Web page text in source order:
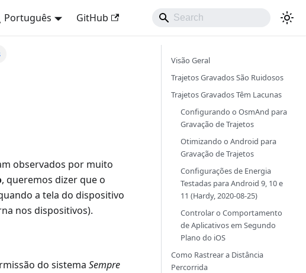
Português GitHub
observados por muito
, queremos dizer que o
a tela do dispositivo
nos dispositivos).
do sistema Sempre
Visão Geral
Trajetos Gravados São Ruidosos
Trajetos Gravados Têm Lacunas
Configurando o OsmAnd para
Gravação de Trajetos
Otimizando o Android para
Gravação de Trajetos
Configurações de Energia
Testadas para Android 9, 10 e
11 (Hardy, 2020-08-25)
Controlar o Comportamento
de Aplicativos em Segundo
Plano do iOS
Como Rastrear a Distância
Percorrida